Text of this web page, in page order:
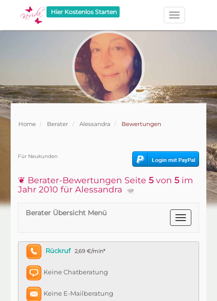
Hier Kostenlos Starten
Home Berater Alessandra Bewertungen
Für Neukunden
❦ Berater-Bewertungen Seite5 von5 im
Jahr 2010 für Alessandra
Berater Übersicht Menü
Rückruf 2,69 €/min*
Keine Chatberatung
Keine E-Mailberatung